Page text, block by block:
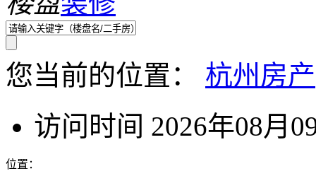
您当前的位置： 杭州房产
访问时间 2026年08月
位置：